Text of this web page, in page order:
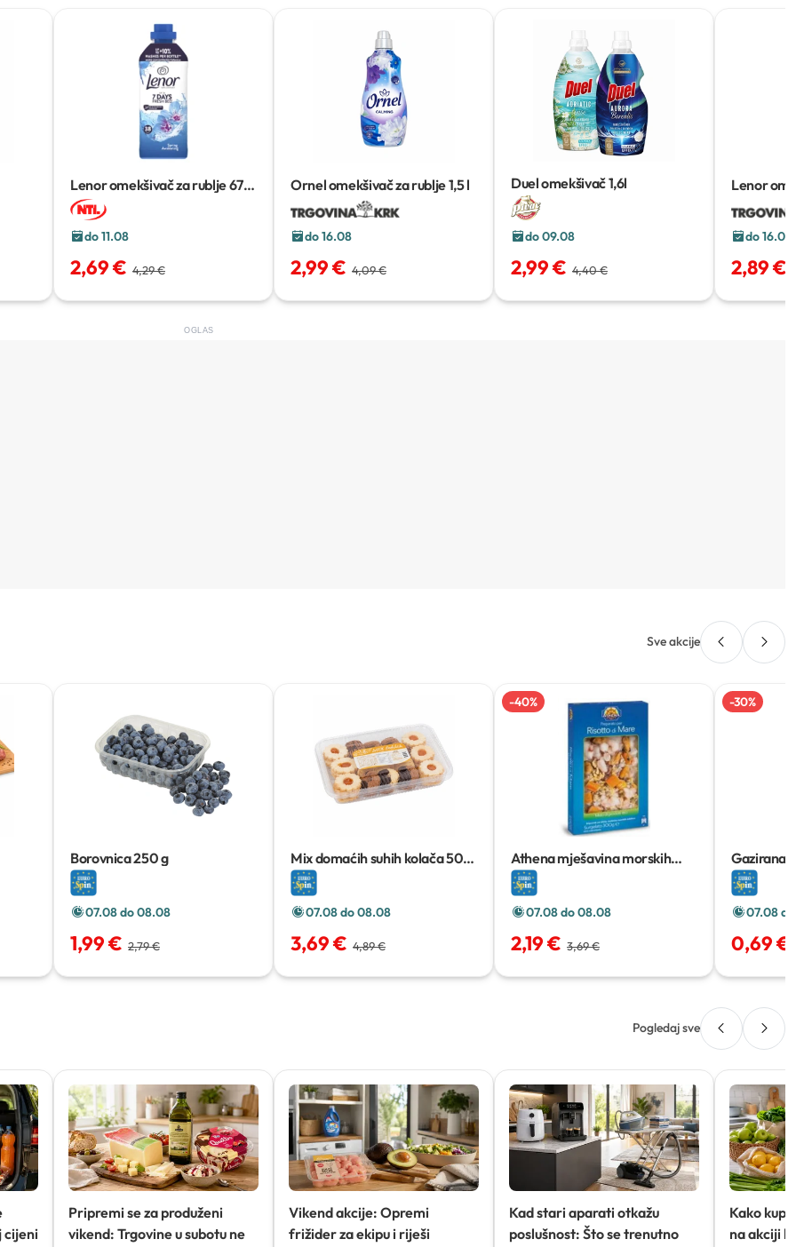
Lenor omekšivač za rublje675
ml
do 11.08
2,69 € 4,29 €
Ornel omekšivač za rublje1,5 l
do 16.08
2,99 € 4,09 €
Duel omekšivač1,6l
do 09.08
2,99 € 4,40 €
Lenor
do 16.08
2,89 €
OGLAS
Sve akcije
Borovnica250 g
07.08 do 08.08
1,99 € 2,79 €
Mix domaćih suhih kolača500
g
07.08 do 08.08
3,69 € 4,89 €
-40%
Athena mješavina morskih
plodova za rižoto
07.08 do 08.08
2,19 € 3,69 €
-30%
Gazirana
limeta
07.08
0,69 €
Pogledaj sve
cijeni
Pripremi se za produženi
vikend: Trgovine u subotu ne
Vikend akcije: Opremi
frižider za ekipu i riješi
Kad stari aparati otkažu
poslušnost: Što se trenutno
Kako
na akciji